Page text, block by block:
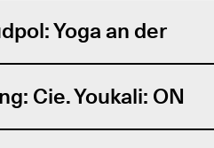
Yoga an der
Cie. Youkali: ON